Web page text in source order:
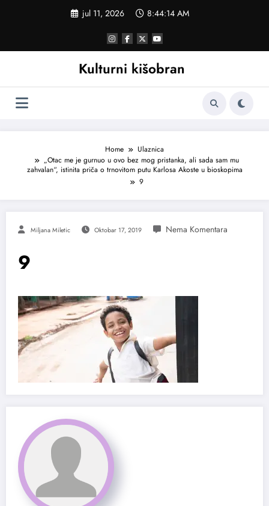
jul 11, 2026 8:44:15 AM
Kulturni kišobran
Home
Ulaznica
„Otac me je gurnuo u ovo bez mog pristanka, ali sada sam mu
zahvalan“, istinita priča o trnovitom putu Karlosa Akoste u bioskopima
9
Miljana Miletic Oktobar 17, 2019
9